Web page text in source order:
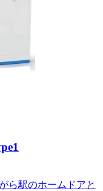
ら駅のホームドアと